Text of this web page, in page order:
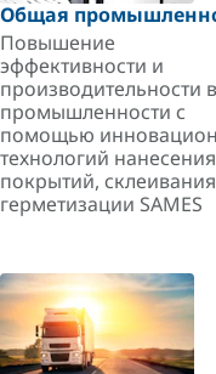
Общая
Повышение
эффективности и
производительности в
промышленности с
помощью
технологий нанесения
покрытий,
герметизации SAMES